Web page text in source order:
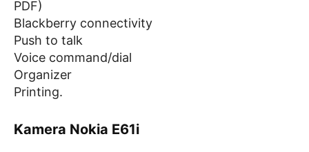
PDF)
Blackberry connectivity
Push to talk
Voice command/dial
Organizer
Printing.
Kamera Nokia E61i